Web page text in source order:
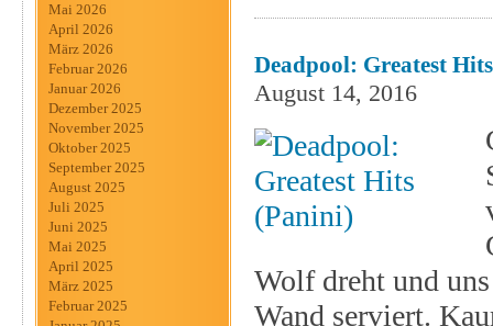
Mai 2026
April 2026
März 2026
Februar 2026
Januar 2026
Dezember 2025
November 2025
Oktober 2025
September 2025
August 2025
Juli 2025
Juni 2025
Mai 2025
April 2025
März 2025
Februar 2025
Deadpool: Greatest
August 14, 2016
Wolf dreht und
Wand serviert.